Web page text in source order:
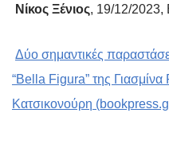
Νίκος Ξένιος, 19/12/2023,
Δύο σημαντικές
“Bella Figura” της
Κατσικονούρη